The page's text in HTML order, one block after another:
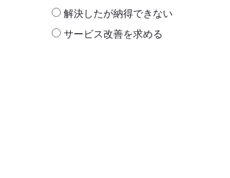
解決したが納得できない
サービス改善を求める